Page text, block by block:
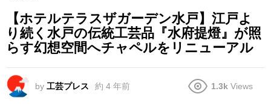
【ホテルテラスザガーデン水戸】江戸よ
り続く水戸の伝統工芸品『水府提燈』が照
らす幻想空間へチャペルをリニューアル
by 工芸プレス 約 4 年前 1.3k Views